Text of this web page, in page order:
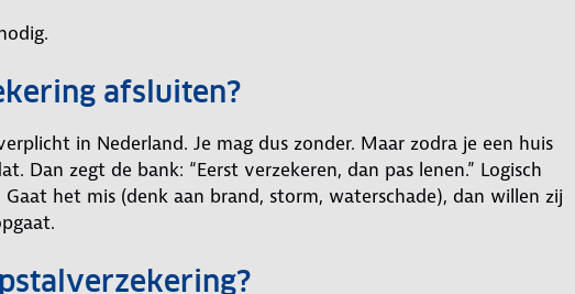
afsluiten?
in Nederland. Je mag dus zonder. Maar zodra je een huis
Dan zegt de bank: “Eerst verzekeren, dan pas lenen.” Logisch
het mis (denk aan brand, storm, waterschade), dan willen zij